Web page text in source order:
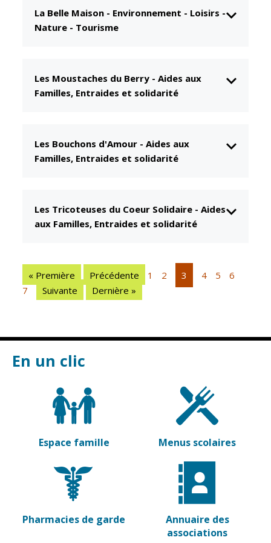
CCAS
Accueil de jour
L'EHPAD
Santé
Contrat local
de santé
Pharmacies de
garde
Culture
Théâtre Mac-
Nab / La
Conservatoire
Médiathèque
Musée
Découvrir
Vierzon
Sports
Équipements
sportifs
Associations
associations
Démarches
des
associations
La Belle Maison - Environnement - Loisirs -
Nature - Tourisme
Les Moustaches du Berry -Aides aux
Familles, Entraides et solidarité
Les Bouchons d'Amour -Aides aux
Familles, Entraides et solidarité
Les Tricoteuses du Coeur Solidaire -Aides
aux Familles, Entraides et solidarité
« Première Précédente 1 2 3 4 5
6
7
Suivante Dernière »
En un clic
Espace famille Menus scolaires
Pharmacies de garde
Annuaire des
associations